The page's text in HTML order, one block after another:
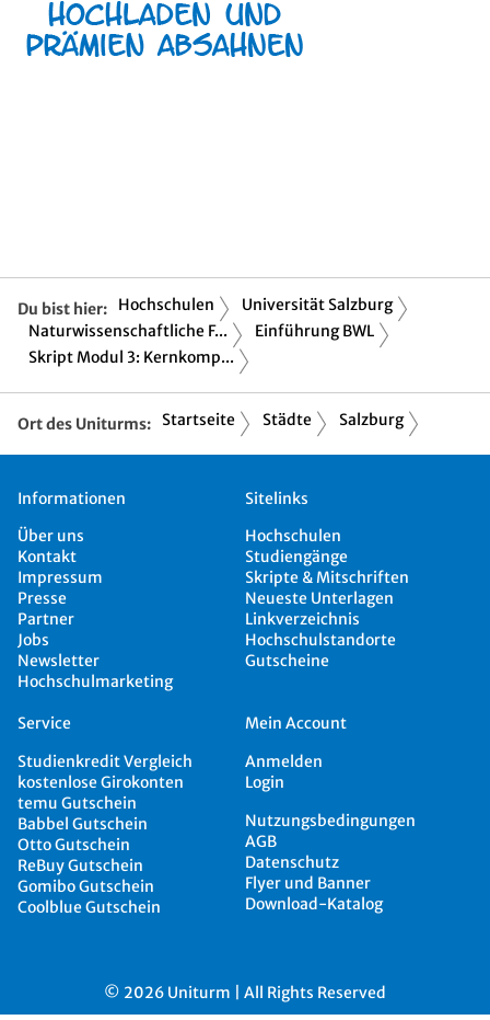
Du bist hier: Hochschulen
Universität Salzburg
Naturwissenschaftliche F...
Einführung BWL
Skript Modul 3: Kernkomp...
Ort des Uniturms: Startseite Städte Salzburg
Informationen
Über uns
Kontakt
Impressum
Presse
Partner
Jobs
Newsletter
Hochschulmarketing
Sitelinks
Hochschulen
Studiengänge
Skripte & Mitschriften
Neueste Unterlagen
Linkverzeichnis
Hochschulstandorte
Gutscheine
Service
Studienkredit Vergleich
kostenlose Girokonten
temu Gutschein
Babbel Gutschein
Otto Gutschein
ReBuy Gutschein
Gomibo Gutschein
Coolblue Gutschein
Mein Account
Anmelden
Login
Nutzungsbedingungen
AGB
Datenschutz
Flyer und Banner
Download-Katalog
© 2026 Uniturm | All Rights Reserved